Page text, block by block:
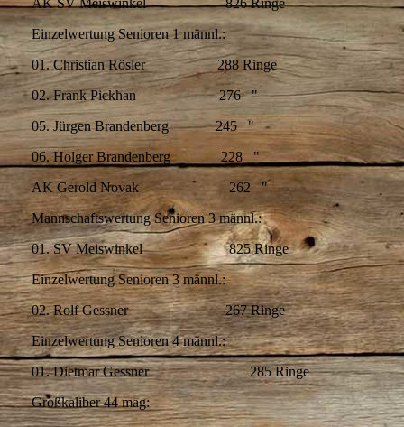
AK SV Meiswinkel 826 Ringe
Einzelwertung Senioren 1 männl.:
01. Christian Rösler 288 Ringe
02. Frank Pickhan 276 "
05. Jürgen Brandenberg 245 "
06. Holger Brandenberg 228 "
AK Gerold Novak 262 "
Mannschaftswertung Senioren 3 männl.:
01. SV Meiswinkel 825 Ringe
Einzelwertung Senioren 3 männl.:
02. Rolf Gessner 267 Ringe
Einzelwertung Senioren 4 männl.:
01. Dietmar Gessner 285 Ringe
Großkaliber 44 mag: